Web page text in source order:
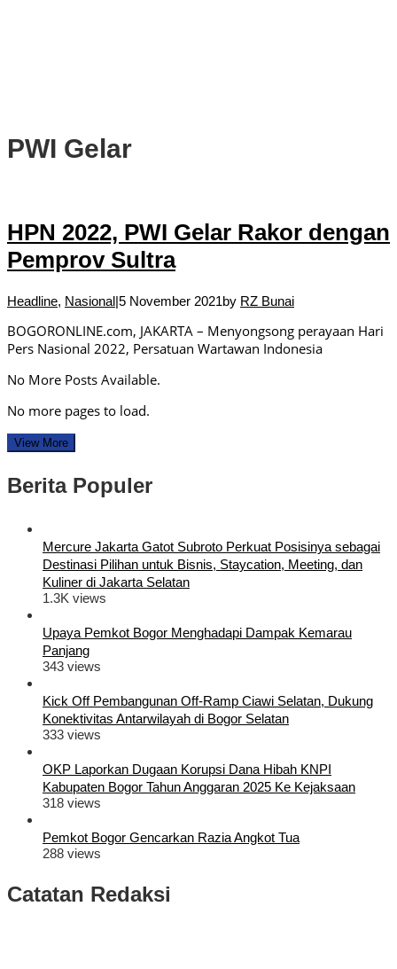
PWI Gelar
HPN 2022, PWI Gelar Rakor dengan
Pemprov Sultra
Headline, Nasional|5 November 2021by RZ Bunai
BOGORONLINE.com, JAKARTA – Menyongsong perayaan Hari
Pers Nasional 2022, Persatuan Wartawan Indonesia
No More Posts Available.
No more pages to load.
View More
Berita Populer
Mercure Jakarta Gatot Subroto Perkuat Posisinya sebagai
Destinasi Pilihan untuk Bisnis, Staycation, Meeting, dan
Kuliner di Jakarta Selatan
1.3K views
Upaya Pemkot Bogor Menghadapi Dampak Kemarau
Panjang
343 views
Kick Off Pembangunan Off-Ramp Ciawi Selatan, Dukung
Konektivitas Antarwilayah di Bogor Selatan
333 views
OKP Laporkan Dugaan Korupsi Dana Hibah KNPI
Kabupaten Bogor Tahun Anggaran 2025 Ke Kejaksaan
318 views
Pemkot Bogor Gencarkan Razia Angkot Tua
288 views
Catatan Redaksi